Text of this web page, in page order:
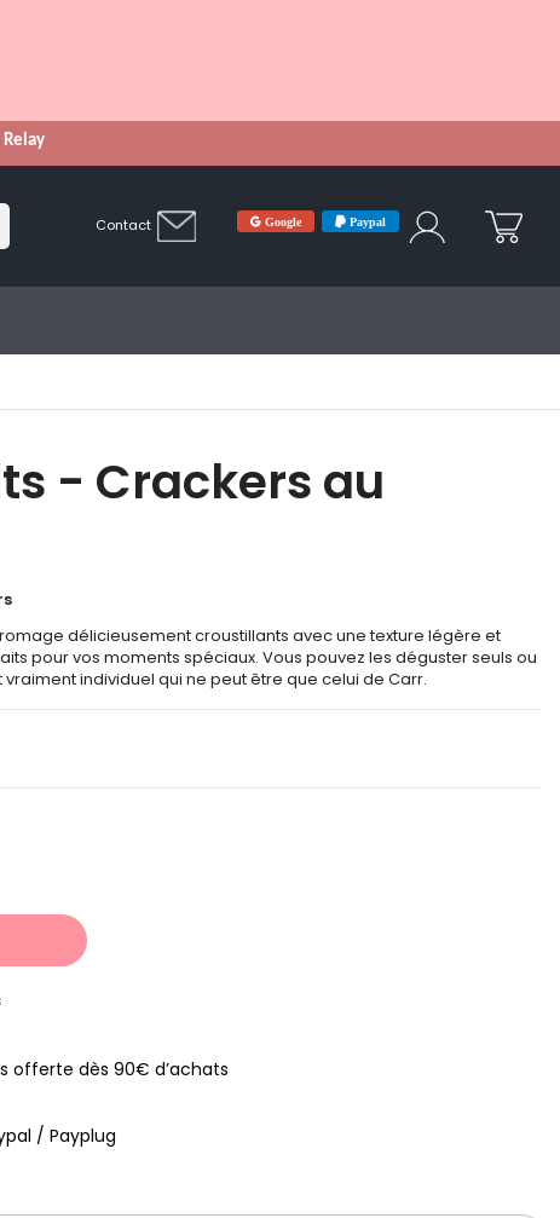
Contact Google Paypal
- Crackers au
délicieusement croustillants avec une texture légère et
pour vos moments spéciaux. Vous pouvez les déguster seuls ou
individuel qui ne peut être que celui de Carr.
offerte dès 90€ d’achats
/ Payplug